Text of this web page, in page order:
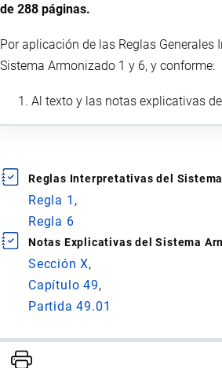
de 288 páginas.
Por aplicación de las Reglas Generales
Sistema Armonizado 1 y 6, y conforme:
Al texto y las notas explicativas
Reglas Interpretativas del
Regla 1
Regla 6
Notas Explicativas del Sistema
Sección X
Capítulo 49
Partida 49.01